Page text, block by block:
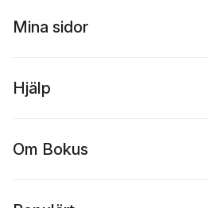
Mina sidor
Hjälp
Om Bokus